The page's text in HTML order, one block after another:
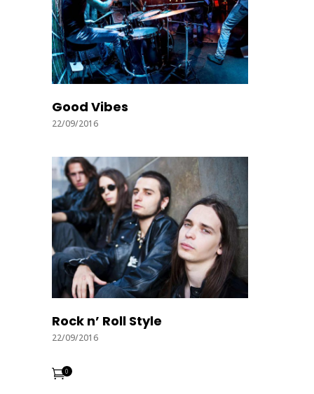
Good Vibes
22/09/2016
Rock n’ Roll Style
22/09/2016
0